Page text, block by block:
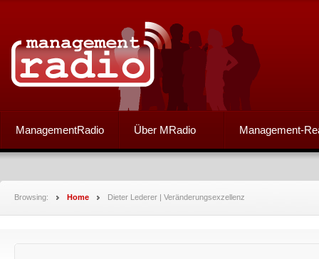
ManagementRadio Über MRadio Management-
Browsing: Home Dieter Lederer | Veränderungsexzellenz